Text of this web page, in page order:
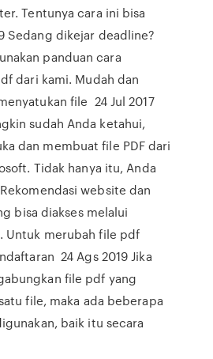
Tentunya cara ini bisa
Sedang dikejar deadline?
panduan cara
dari kami. Mudah dan
file 24 Jul 2017
sudah Anda ketahui,
dan membuat file PDF dari
Tidak hanya itu, Anda
website dan
bisa diakses melalui
Untuk merubah file pdf
24 Ags 2019 Jika
file pdf yang
file, maka ada beberapa
baik itu secara